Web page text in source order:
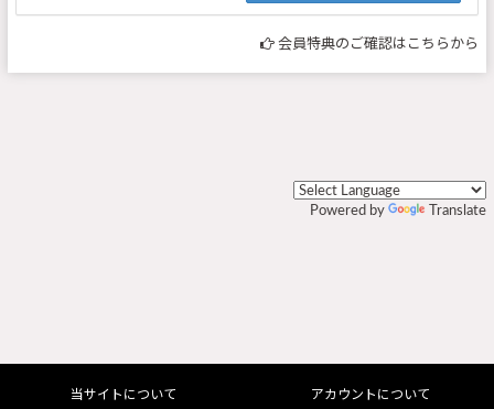
会員特典のご確認はこちらから
Powered by Translate
当サイトについて アカウントについて